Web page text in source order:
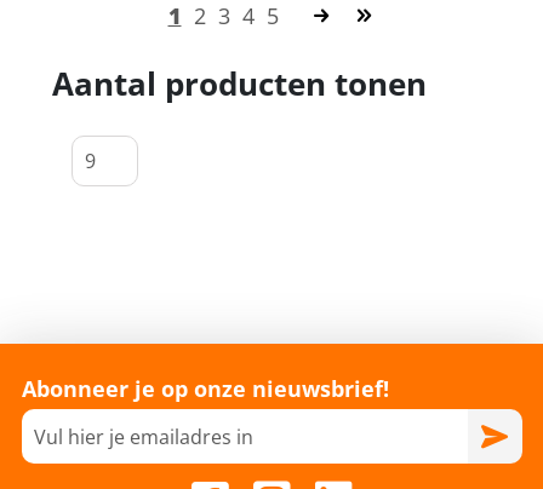
1 2 3 4 5
Aantal producten tonen
Abonneer je op onze nieuwsbrief!